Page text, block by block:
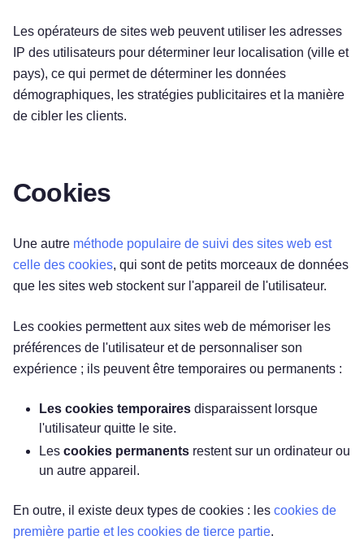
Les opérateurs de sites web peuvent utiliser les adresses
IP des utilisateurs pour déterminer leur localisation (ville et
pays), ce qui permet de déterminer les données
démographiques, les stratégies publicitaires et la manière
de cibler les clients.
Cookies
Une autre méthode populaire de suivi des sites web est
celle des cookies, qui sont de petits morceaux de données
que les sites web stockent sur l'appareil de l'utilisateur.
Les cookies permettent aux sites web de mémoriser les
préférences de l'utilisateur et de personnaliser son
expérience ; ils peuvent être temporaires ou permanents :
Les cookies temporaires disparaissent lorsque
l'utilisateur quitte le site.
Les cookies permanents restent sur un ordinateur ou
un autre appareil.
En outre, il existe deux types de cookies : les cookies de
première partie et les cookies de tierce partie.